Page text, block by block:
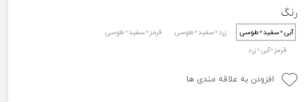
رنگ
آبی+سفید+طوسی زرد+سفید+طوسی
قرمز+سفید+طوسی
قرمز+آبی+زرد
افزودن به علاقه مندی ها